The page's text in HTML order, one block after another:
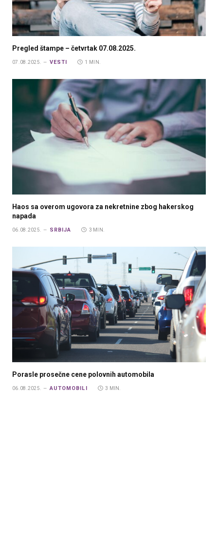
Pregled štampe – četvrtak 07.08.2025.
07.08.2025. VESTI 1 MIN.
Haos sa overom ugovora za nekretnine zbog hakerskog
napada
06.08.2025. SRBIJA 3 MIN.
Porasle prosečne cene polovnih automobila
06.08.2025. AUTOMOBILI 3 MIN.